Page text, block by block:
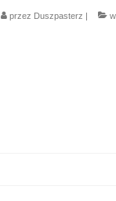
przez Duszpasterz |